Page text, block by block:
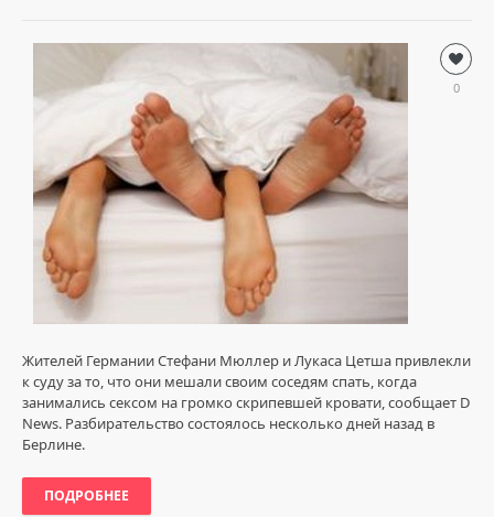
loginvovchyk
362
0
0
Жителей Германии Стефани Мюллер и Лукаса Цетша привлекли
к суду за то, что они мешали своим соседям спать, когда
занимались сексом на громко скрипевшей кровати, сообщает D
News. Разбирательство состоялось несколько дней назад в
Берлине.
ПОДРОБНЕЕ